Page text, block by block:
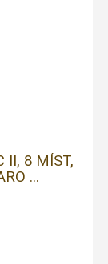
II, 8 MÍST,
...